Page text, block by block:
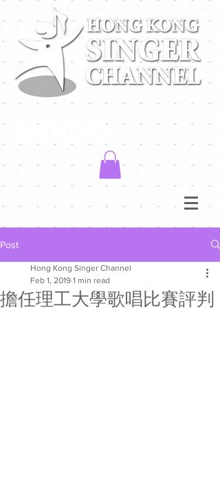
Post
擔任理工大學歌唱比賽評判
Hong Kong Singer Channel
Feb 1, 2019 1 min read